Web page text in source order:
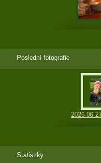
Poslední fotografie
2026-06-
Statistiky